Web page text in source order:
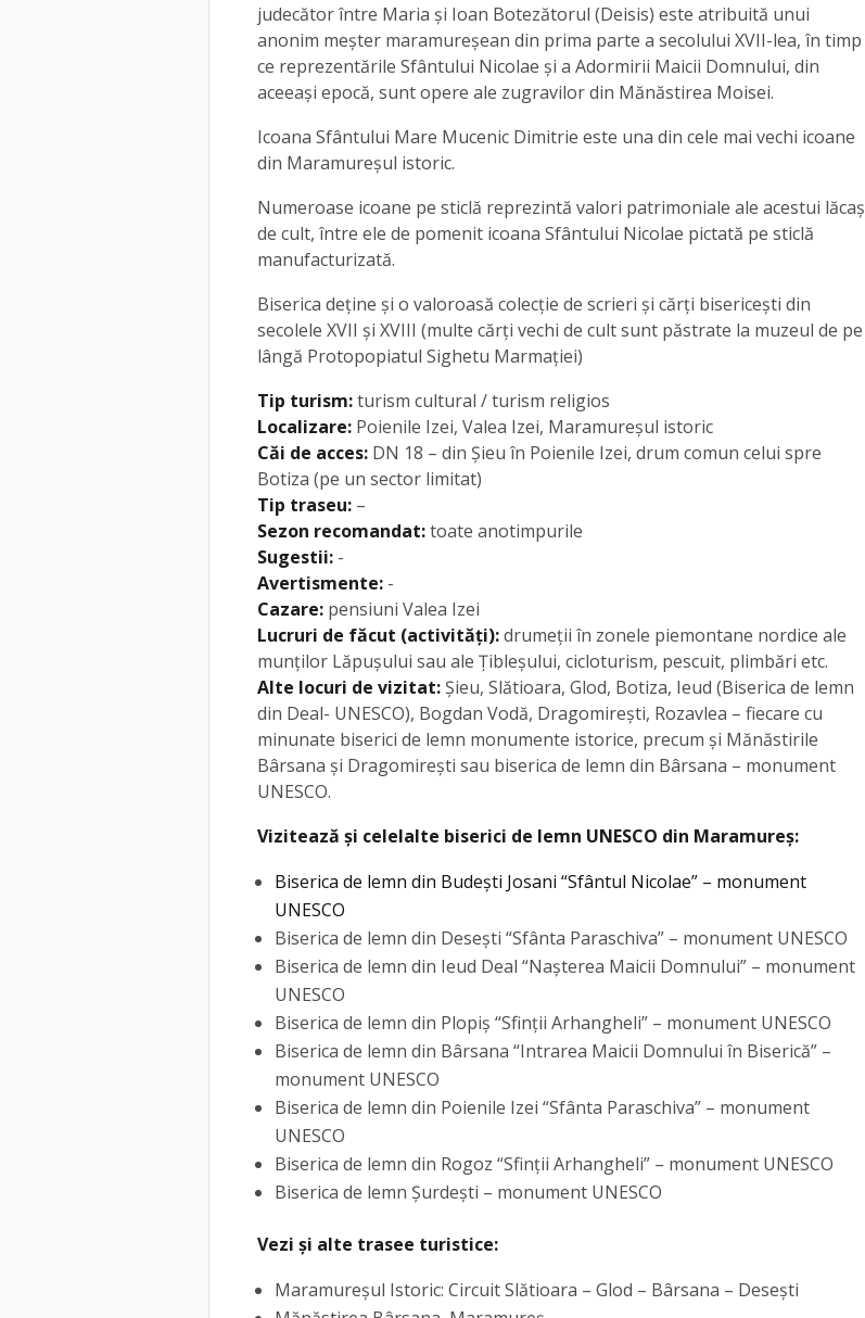
judecător între Maria și Ioan Botezătorul (Deisis) este atribuită unui
anonim meșter maramureșean din prima parte a secolului XVII-lea, în timp
ce reprezentările Sfântului Nicolae și a Adormirii Maicii Domnului, din
aceeași epocă, sunt opere ale zugravilor din Mănăstirea Moisei.
Icoana Sfântului Mare Mucenic Dimitrie este una din cele mai vechi icoane
din Maramureșul istoric.
Numeroase icoane pe sticlă reprezintă valori patrimoniale ale acestui lăcaș
de cult, între ele de pomenit icoana Sfântului Nicolae pictată pe sticlă
manufacturizată.
Biserica deține și o valoroasă colecție de scrieri și cărți bisericești din
secolele XVII și XVIII (multe cărți vechi de cult sunt păstrate la muzeul de pe
lângă Protopopiatul Sighetu Marmației)
Tip turism:turism cultural / turism religios
Localizare: Poienile Izei, Valea Izei, Maramureșul istoric
Căi de acces: DN 18 – din Șieu în Poienile Izei, drum comun celui spre
Botiza (pe un sector limitat)
Tip traseu: –
Sezon recomandat:toate anotimpurile
Sugestii: -
Avertismente: -
Cazare: pensiuni Valea Izei
Lucruri de făcut (activități):drumeții în zonele piemontane nordice ale
munților Lăpușului sau ale Țibleșului, cicloturism, pescuit, plimbări etc.
Alte locuri de vizitat: Șieu, Slătioara, Glod, Botiza, Ieud (Biserica de lemn
din Deal- UNESCO), Bogdan Vodă, Dragomirești, Rozavlea – fiecare cu
minunate biserici de lemn monumente istorice, precum și Mănăstirile
Bârsana și Dragomirești sau biserica de lemn din Bârsana – monument
UNESCO.
Vizitează și celelalte biserici de lemn UNESCO din Maramureș:
Biserica de lemn din Budești Josani “Sfântul Nicolae” – monument
UNESCO
Biserica de lemn din Desești “Sfânta Paraschiva” – monument UNESCO
Biserica de lemn din Ieud Deal “Naşterea Maicii Domnului” – monument
UNESCO
Biserica de lemn din Plopiș “Sfinţii Arhangheli” – monument UNESCO
Biserica de lemn din Bârsana “Intrarea Maicii Domnului în Biserică” –
monument UNESCO
Biserica de lemn din Poienile Izei “Sfânta Paraschiva” – monument
UNESCO
Biserica de lemn din Rogoz “Sfinții Arhangheli” – monument UNESCO
Biserica de lemn Șurdești – monument UNESCO
Vezi și alte trasee turistice:
Maramureşul Istoric: Circuit Slătioara – Glod – Bârsana – Desești